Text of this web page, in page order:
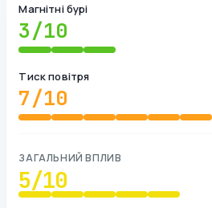
Магнітні бурі
3/10
Тиск повітря
7/10
ЗАГАЛЬНИЙ ВПЛИВ
5/10